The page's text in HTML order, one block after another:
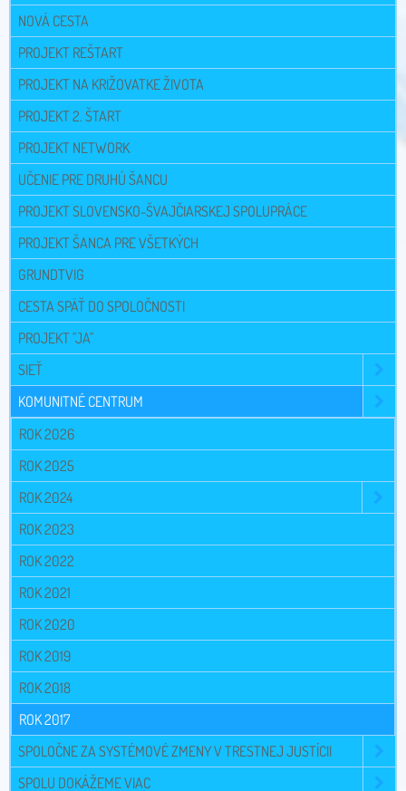
NOVÁ CESTA
PROJEKT REŠTART
PROJEKT NA KRIŽOVATKE ŽIVOTA
PROJEKT 2. ŠTART
PROJEKT NETWORK
UČENIE PRE DRUHÚ ŠANCU
PROJEKT SLOVENSKO-ŠVAJČIARSKEJ SPOLUPRÁCE
PROJEKT ŠANCA PRE VŠETKÝCH
GRUNDTVIG
CESTA SPÄŤ DO SPOLOČNOSTI
PROJEKT "JA"
SIEŤ
KOMUNITNÉ CENTRUM
ROK 2026
ROK 2025
ROK 2024
ROK 2023
ROK 2022
ROK 2021
ROK 2020
ROK 2019
ROK 2018
ROK 2017
SPOLOČNE ZA SYSTÉMOVÉ ZMENY V TRESTNEJ JUSTÍCII
SPOLU DOKÁŽEME VIAC